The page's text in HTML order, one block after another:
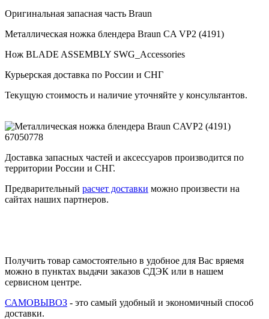
Оригинальная запасная часть Braun
Металлическая ножка блендера Braun CA VP2 (4191)
Нож BLADE ASSEMBLY SWG_Accessories
Курьерская доставка по России и СНГ
Текущую стоимость и наличие уточняйте у консультантов.
Доставка запасных частей и аксессуаров производится по
территории России и СНГ.
Предварительный расчет доставки можно произвести на
сайтах наших партнеров.
Получить товар самостоятельно в удобное для Вас вряемя
можно в пунктах выдачи заказов СДЭК или в нашем
сервисном центре.
САМОВЫВОЗ - это самый удобный и экономичный способ
доставки.